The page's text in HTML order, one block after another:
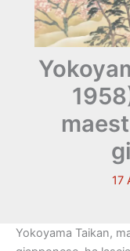
17
Yokoyama Taikan,